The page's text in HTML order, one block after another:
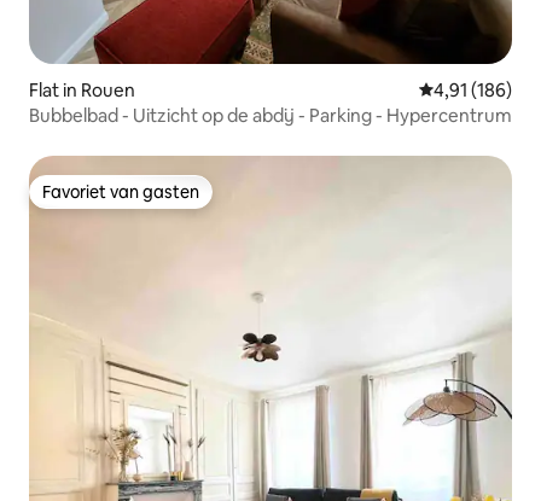
Flat in Rouen Gemiddelde
4,91 (186)
Bubbelbad - Uitzicht op de abdij - Parking - Hypercentrum
Favoriet van gasten
Favoriet van gasten